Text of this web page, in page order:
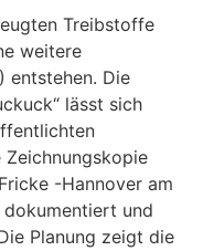
Treibstoffe
weitere
entstehen. Die
lässt sich
Zeichnungskopie
-Hannover am
dokumentiert und
Planung zeigt die